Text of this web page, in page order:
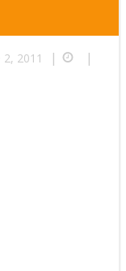
2011 | |